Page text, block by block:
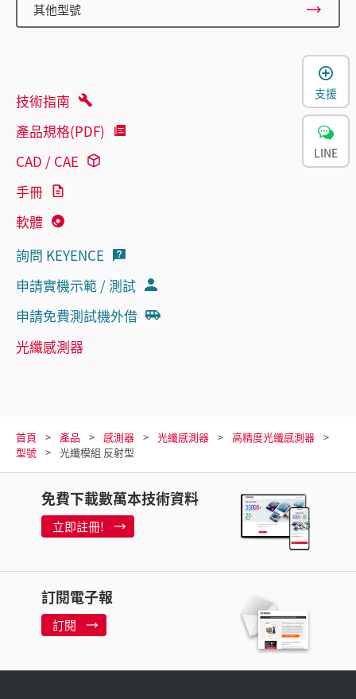
其他型號
技術指南
產品規格(PDF)
CAD / CAE
手冊
軟體
詢問 KEYENCE
申請實機示範 / 測試
申請免費測試機外借
光纖感測器
首頁 產品 感測器 光纖感測器
高精度光纖感測器
型號
光纖模組 反射型
免費下載數萬本技術資料
立即註冊!
訂閱電子報
訂閱
支援
LINE